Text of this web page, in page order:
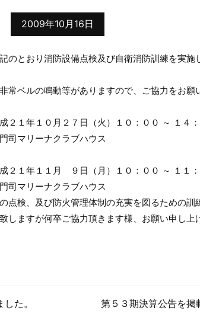
2009年10月16日
とおり消防設備点検及び自衛消防訓練を実施
ベルの鳴動等がありますので、ご協力をお願
２７日（火）１０：００ ～ １４：
ナクラブハウス
９日（月）１０：００ ～ １１：
ナクラブハウス
検、及び防火管理体制の充実を図るための訓
ますが何卒ご協力頂きます様、お願い申し上
た。 第５３期決算公告を掲